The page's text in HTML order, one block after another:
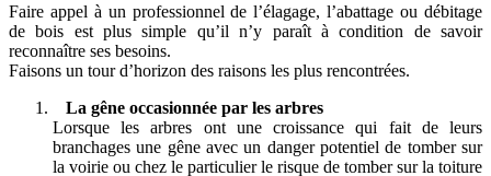
Faire appel à un professionnel de l’élagage, l’abattage ou débitage
de bois est plus simple qu’il n’y paraît à condition de savoir
reconnaître ses besoins.
Faisons un tour d’horizon des raisons les plus rencontrées.
La gêne occasionnée par les arbres
Lorsque les arbres ont une croissance qui fait de leurs
branchages une gêne avec un danger potentiel de tomber sur
la voirie ou chez le particulier le risque de tomber sur la toiture